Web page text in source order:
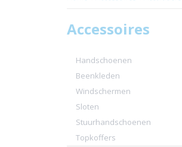
Accessoires
Handschoenen
Beenkleden
Windschermen
Sloten
Stuurhandschoenen
Topkoffers